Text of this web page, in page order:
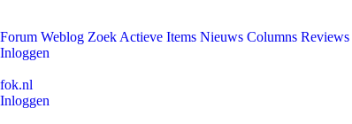
Forum Weblog Zoek Actieve Items Nieuws Columns Reviews
Inloggen
fok.nl
Inloggen